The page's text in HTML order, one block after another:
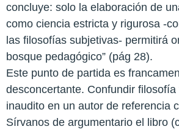
concluye: solo la elaboración de
como ciencia estricta y rigurosa -
las filosofías subjetivas- permitirá
bosque pedagógico” (pág 28).
Este punto de partida es
desconcertante. Confundir
inaudito en un autor de referencia
Sírvanos de argumentario el libro